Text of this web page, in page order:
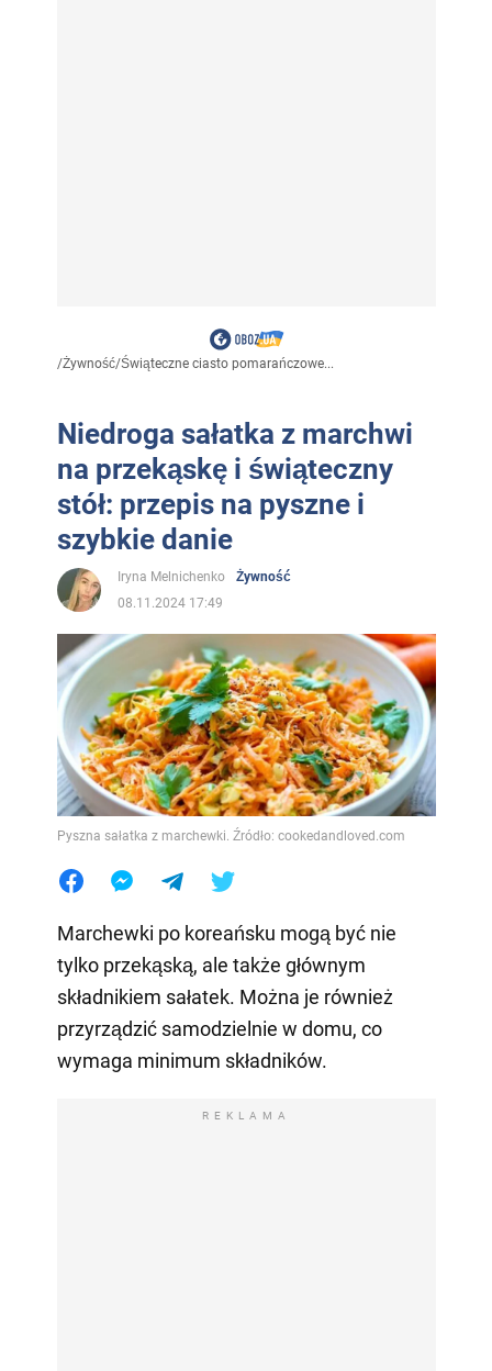
/Żywność/Świąteczne ciasto pomarańczowe...
Niedroga sałatka z marchwi
na przekąskę i świąteczny
stół: przepis na pyszne i
szybkie danie
Iryna Melnichenko
Żywność
08.11.2024 17:49
Pyszna sałatka z marchewki. Źródło: cookedandloved.com
Marchewki po koreańsku mogą być nie
tylko przekąską, ale także głównym
składnikiem sałatek. Można je również
przyrządzić samodzielnie w domu, co
wymaga minimum składników.
REKLAMA